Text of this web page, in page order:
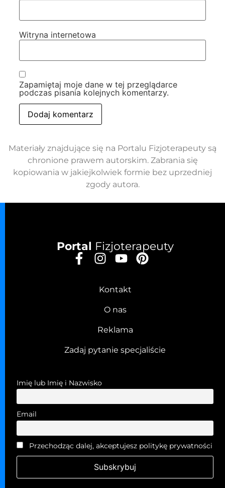
Witryna internetowa
Zapamiętaj moje dane w tej przeglądarce
podczas pisania kolejnych komentarzy.
Materiały znajdujące się na Portalu Fizjoterapeuty są
chronione prawem autorskim. Zabrania się
kopiowania w jakiejkolwiek formie bez uprzedniej
zgody autora.
Portal Fizjoterapeuty
Kontakt
O nas
Reklama
Zadaj pytanie specjaliście
Imię lub Imię i Nazwisko
Email
Przechodząc dalej, akceptujesz politykę prywatności